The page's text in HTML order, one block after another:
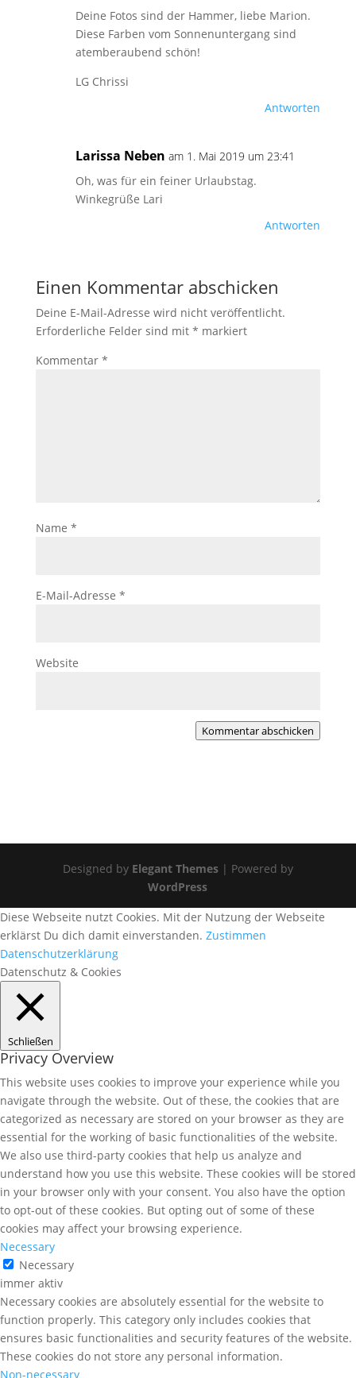
Deine Fotos sind der Hammer, liebe Marion.
Diese Farben vom Sonnenuntergang sind
atemberaubend schön!
LG Chrissi
Antworten
Larissa Neben am 1. Mai 2019 um 23:41
Oh, was für ein feiner Urlaubstag.
Winkegrüße Lari
Antworten
Einen Kommentar abschicken
Deine E-Mail-Adresse wird nicht veröffentlicht.
Erforderliche Felder sind mit * markiert
Kommentar *
Name *
E-Mail-Adresse *
Website
Kommentar abschicken
Designed by Elegant Themes| Powered by
WordPress
Diese Webseite nutzt Cookies. Mit der Nutzung der Webseite
erklärst Du dich damit einverstanden. Zustimmen
Datenschutzerklärung
Datenschutz & Cookies
Schließen
Privacy Overview
This website uses cookies to improve your experience while you
navigate through the website. Out of these, the cookies that are
categorized as necessary are stored on your browser as they are
essential for the working of basic functionalities of the website.
We also use third-party cookies that help us analyze and
understand how you use this website. These cookies will be stored
in your browser only with your consent. You also have the option
to opt-out of these cookies. But opting out of some of these
cookies may affect your browsing experience.
Necessary
Necessary
immer aktiv
Necessary cookies are absolutely essential for the website to
function properly. This category only includes cookies that
ensures basic functionalities and security features of the website.
These cookies do not store any personal information.
Non-necessary